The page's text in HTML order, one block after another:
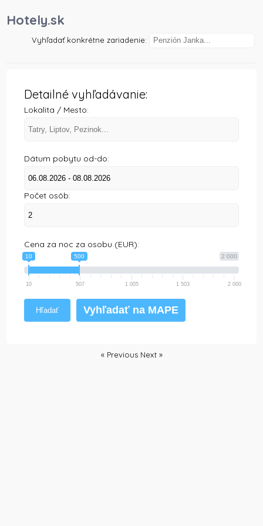
Hotely.sk
Vyhľadať konkrétne zariadenie:
Detailné vyhľadávanie:
Lokalita / Mesto:
Dátum pobytu od-do:
Počet osôb:
Cena za noc za osobu (EUR):
2 000
10 500
10 507 1 005 1 503 2 000
Hľadať Vyhľadať na MAPE
« Previous Next »